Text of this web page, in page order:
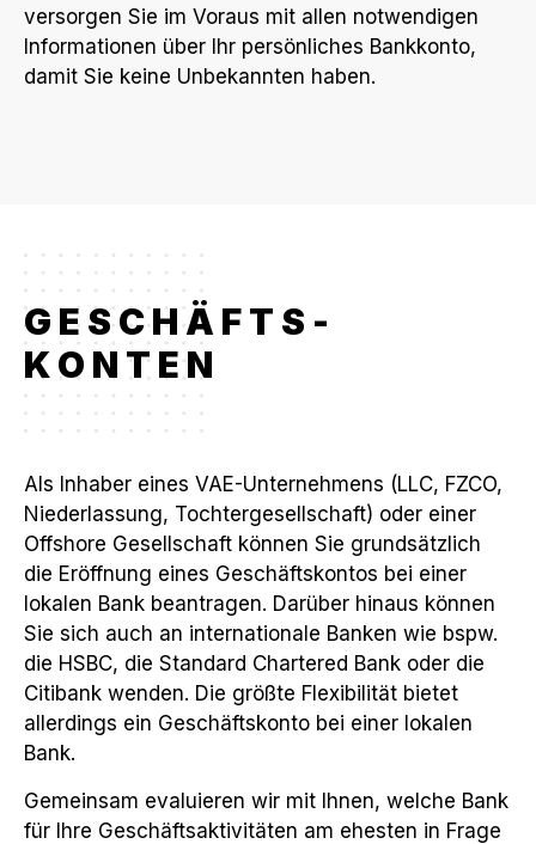
versorgen Sie im Voraus mit allen notwendigen
Informationen über Ihr persönliches Bankkonto,
damit Sie keine Unbekannten haben.
GESCHÄFTS-
KONTEN
Als Inhaber eines VAE-Unternehmens (LLC, FZCO,
Niederlassung, Tochtergesellschaft) oder einer
Offshore Gesellschaft können Sie grundsätzlich
die Eröffnung eines Geschäftskontos bei einer
lokalen Bank beantragen. Darüber hinaus können
Sie sich auch an internationale Banken wie bspw.
die HSBC, die Standard Chartered Bank oder die
Citibank wenden. Die größte Flexibilität bietet
allerdings ein Geschäftskonto bei einer lokalen
Bank.
Gemeinsam evaluieren wir mit Ihnen, welche Bank
für Ihre Geschäftsaktivitäten am ehesten in Frage